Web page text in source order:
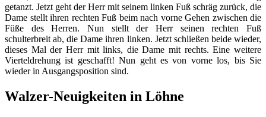
getanzt. Jetzt geht der Herr mit seinem linken Fuß schräg zurück, die
Dame stellt ihren rechten Fuß beim nach vorne Gehen zwischen die
Füße des Herren. Nun stellt der Herr seinen rechten Fuß
schulterbreit ab, die Dame ihren linken. Jetzt schließen beide wieder,
dieses Mal der Herr mit links, die Dame mit rechts. Eine weitere
Vierteldrehung ist geschafft! Nun geht es von vorne los, bis Sie
wieder in Ausgangsposition sind.
Walzer-Neuigkeiten in Löhne